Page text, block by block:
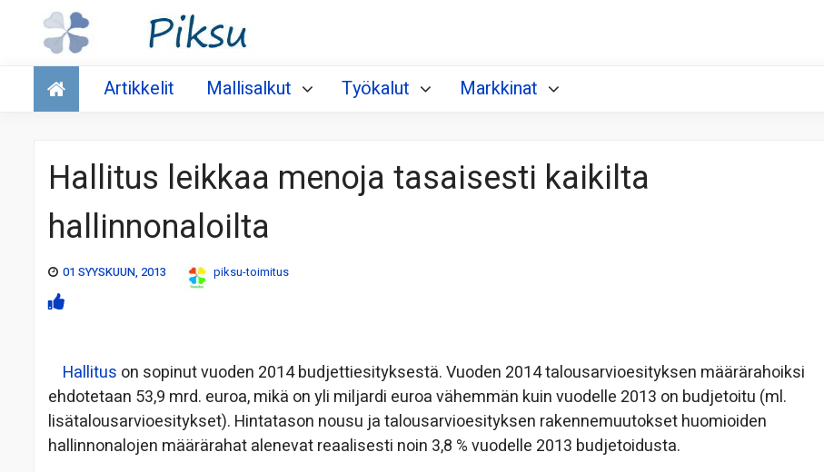
Talous
Artikkelit Mallisalkut Työkalut Markkinat
Hallitus leikkaa menoja tasaisesti kaikilta
hallinnonaloilta
01 SYYSKUUN, 2013 piksu-toimitus
Hallitus on sopinut vuoden 2014 budjettiesityksestä. Vuoden 2014 talousarvioesityksen määrärahoiksi
ehdotetaan 53,9 mrd. euroa, mikä on yli miljardi euroa vähemmän kuin vuodelle 2013 on budjetoitu (ml.
lisätalousarvioesitykset). Hintatason nousu ja talousarvioesityksen rakennemuutokset huomioiden
hallinnonalojen määrärahat alenevat reaalisesti noin 3,8 % vuodelle 2013 budjetoidusta.